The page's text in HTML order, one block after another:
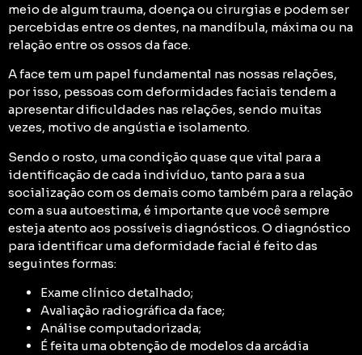
meio de algum trauma, doença ou cirurgias e podem ser
percebidas entre os dentes, na mandíbula, máxima ou na
relação entre os ossos da face.
A face tem um papel fundamental nas nossas relações,
por isso, pessoas com deformidades faciais tendem a
apresentar dificuldades nas relações, sendo muitas
vezes, motivo de angústia e isolamento.
Sendo o rosto, uma condição quase que vital para a
identificação de cada indivíduo, tanto para a sua
socialização com os demais como também para a relação
com a sua autoestima, é importante que você sempre
esteja atento aos possíveis diagnósticos. O diagnóstico
para identificar uma deformidade facial é feito das
seguintes formas:
Exame clínico detalhado;
Avaliação radiográfica da face;
Análise computadorizada;
É feita uma obtenção de modelos da arcádia